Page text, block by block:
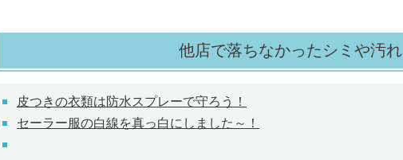
他店で落ちなかったシミや汚れ
皮つきの衣類は防水スプレーで守ろう！
セーラー服の白線を真っ白にしました～！